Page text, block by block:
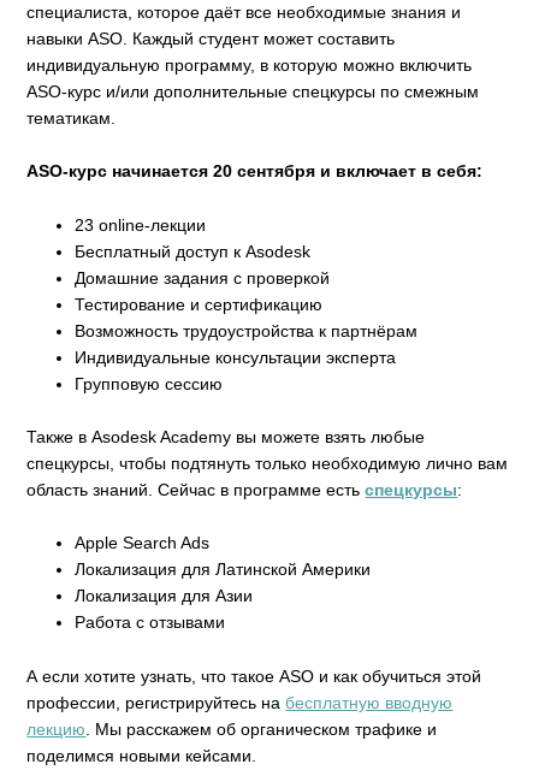
специалиста, которое даёт все необходимые знания и
навыки ASO. Каждый студент может составить
индивидуальную программу, в которую можно включить
ASO-курс и/или дополнительные спецкурсы по смежным
тематикам.
ASO-курс начинается 20 сентября и включает в себя:
23 online-лекции
Бесплатный доступ к Asodesk
Домашние задания с проверкой
Тестирование и сертификацию
Возможность трудоустройства к партнёрам
Индивидуальные консультации эксперта
Групповую сессию
Также в Asodesk Academy вы можете взять любые
спецкурсы, чтобы подтянуть только необходимую лично вам
область знаний. Сейчас в программе естьспецкурсы:
Apple Search Ads
Локализация для Латинской Америки
Локализация для Азии
Работа с отзывами
А если хотите узнать, что такое ASO и как обучиться этой
профессии, регистрируйтесь набесплатную вводную
лекцию . Мы расскажем об органическом трафике и
поделимся новыми кейсами.